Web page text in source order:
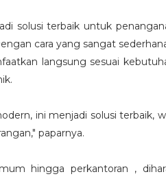
solusi terbaik untuk
cara yang sangat
langsung sesuai
ini menjadi solusi terbaik,
paparnya.
hingga perkantoran ,